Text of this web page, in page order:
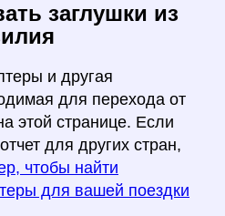
заглушки из
и другая
для перехода от
этой странице. Если
для других стран,
чтобы найти
для вашей поездки